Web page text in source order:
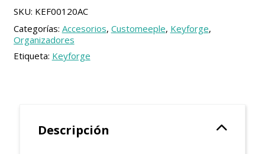
(1
cantidad
SKU: KEF00120AC
Categorías: Accesorios, Customeeple, Keyforge,
Organizadores
Etiqueta: Keyforge
Descripción